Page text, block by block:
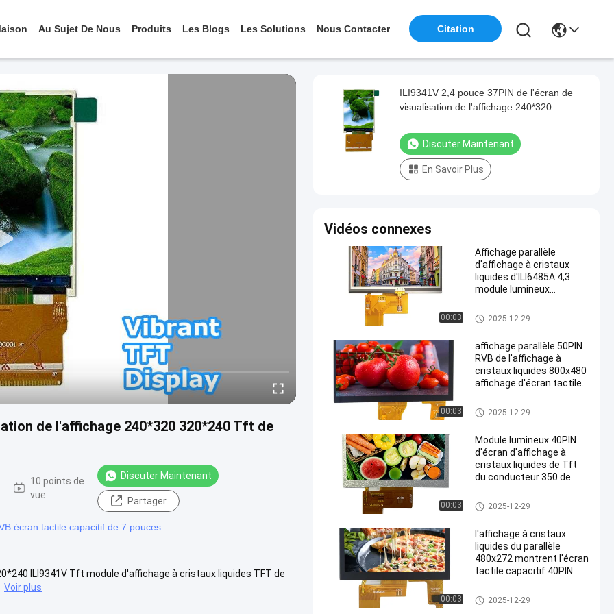
Au Sujet De Nous Produits Les Blogs Les Solutions Nous Contacter Citation
de l'affichage 240*320 320*240 Tft de
10 points de
vue
Discuter Maintenant
Partager
écran tactile capacitif de 7 pouces
ILI9341V Tft module d'affichage à cristaux liquides TFT de
Voir plus
ILI9341V 2,4 pouce 37PIN de l'écran de
visualisation de l'affichage 240*320
Discuter Maintenant
En Savoir Plus
Vidéos connexes
00:03
Affichage parallèle
d'affichage à cristaux
liquides d'ILI6485A 4,3
module lumineux
liquides de Tft du
contact 350 résistifs de
Affichage parallèle d'affichage
à cristaux liquides
2025-12-29
00:03
affichage parallèle 50PIN
RVB de l'affichage à
cristaux liquides 800x480
affichage d'écran tactile
Affichage parallèle d'affichage
à cristaux liquides
2025-12-29
00:03
Module lumineux 40PIN
d'écran d'affichage à
cristaux liquides de Tft
du conducteur 350 de
d'affichage à cristaux
liquides de RVB 480x272
Affichage parallèle d'affichage
à cristaux liquides
2025-12-29
00:03
l'affichage à cristaux
liquides du parallèle
480x272 montrent l'écran
tactile capacitif 40PIN
d'ILI6485A
Affichage parallèle d'affichage
à cristaux liquides
2025-12-29